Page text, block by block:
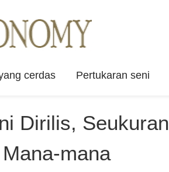
cerdas Pertukaran seni
Dirilis,
mana